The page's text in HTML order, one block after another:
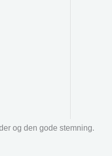
og den gode stemning.